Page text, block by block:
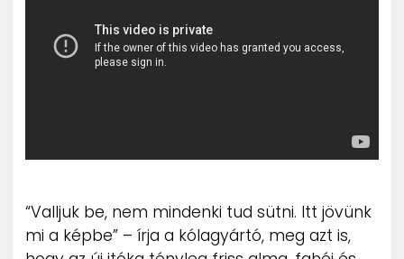
ZENE
MÉDIAAJÁNLAT
“Valljuk be, nem mindenki tud sütni. Itt jövünk
mi a képbe” – írja a kólagyártó, meg azt is,